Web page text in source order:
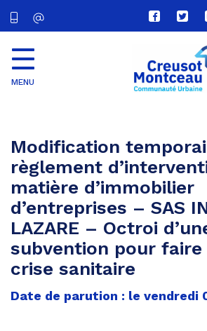
Lien
vers
compte
Facebook
Lien
vers
MENU
Modification
règlement
matière d’immobilier
d’entreprises – SAS
LAZARE – Octroi
subvention pour
crise sanitaire
Date de parution : le vendredi